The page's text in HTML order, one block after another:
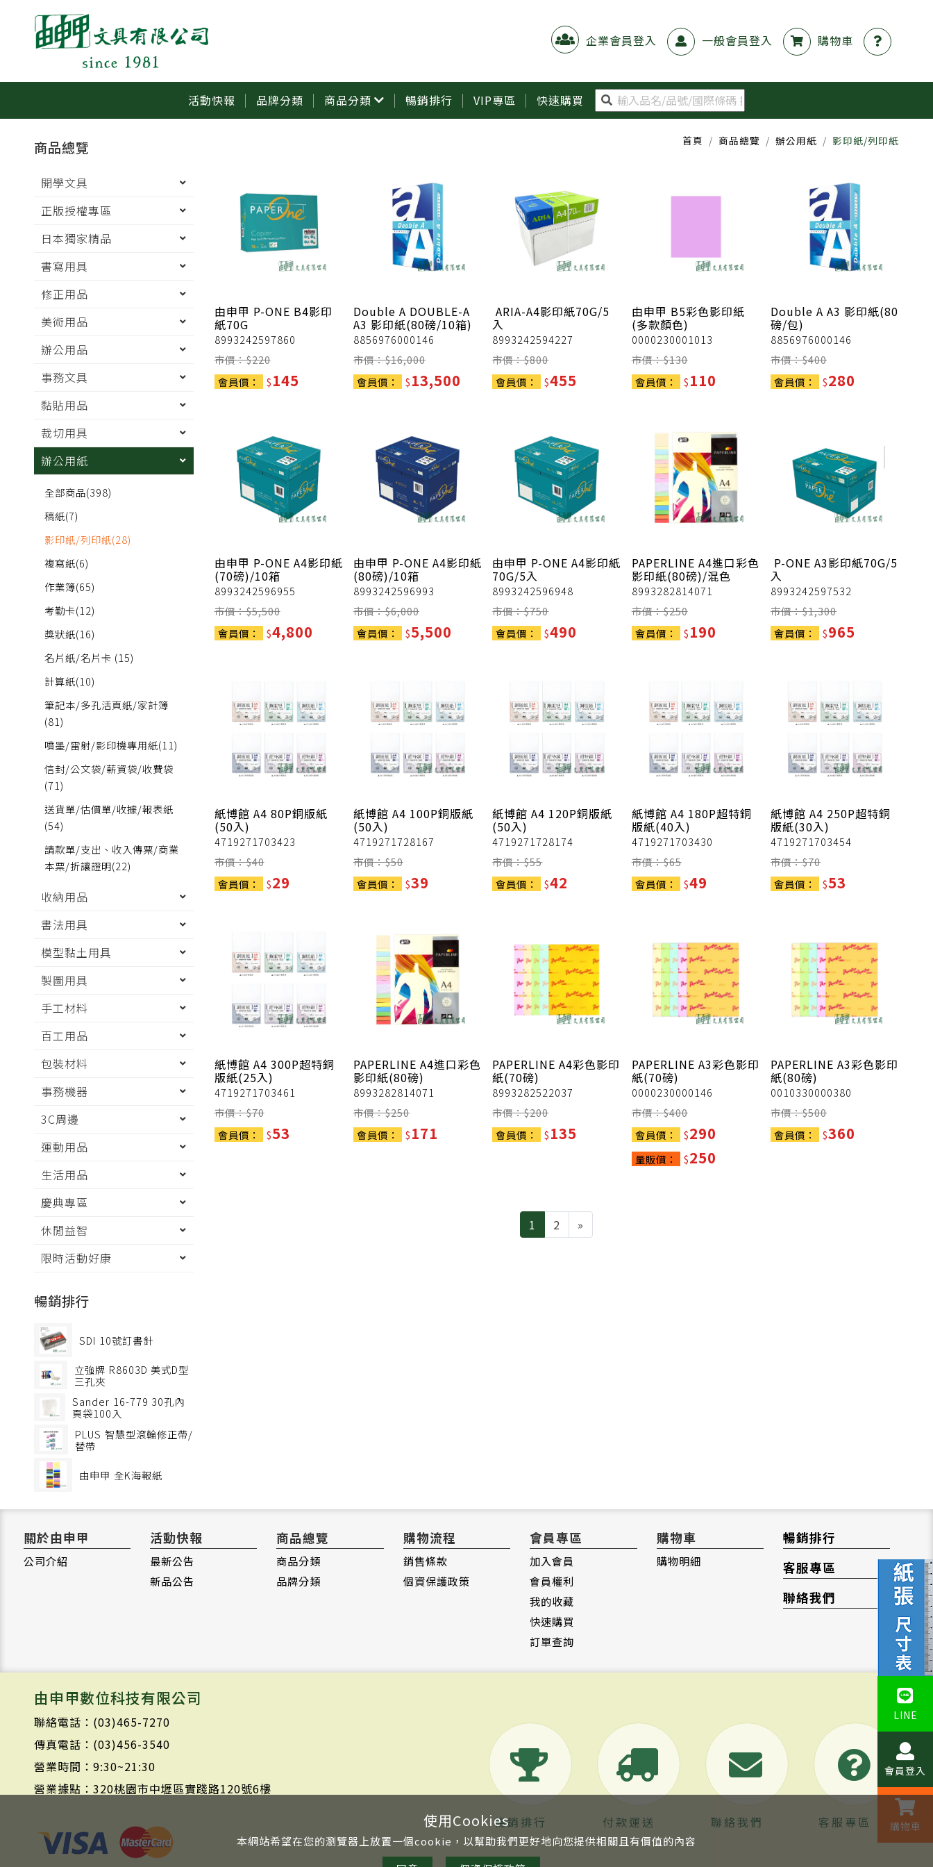
企業會員登入 一般會員登入 購物車
活動快報 品牌分類 商品分類 暢銷排行 VIP專區 快速購買
商品總覽
開學文具
正版授權專區
日本獨家精品
書寫用具
修正用品
美術用品
辦公用品
事務文具
黏貼用品
裁切用具
辦公用紙
全部商品(398)
稿紙(7)
影印紙/列印紙(28)
複寫紙(6)
作業簿(65)
考勤卡(12)
獎狀紙(16)
名片紙/名片卡 (15)
計算紙(10)
筆記本/多孔活頁紙/家計簿
(81)
噴墨/雷射/影印機專用紙(11)
信封/公文袋/薪資袋/收費袋
(71)
送貨單/估價單/收據/報表紙
(54)
請款單/支出、收入傳票/商業
本票/折讓證明(22)
收納用品
書法用具
模型黏土用具
製圖用具
手工材料
百工用品
包裝材料
事務機器
3C周邊
運動用品
生活用品
慶典專區
休閒益智
限時活動好康
暢銷排行
SDI 10號訂書針
立強牌 R8603D 美式D型
三孔夾
Sander 16-779 30孔內
頁袋100入
PLUS 智慧型滾輪修正帶/
替帶
由申甲 全K海報紙
首頁 商品總覽 辦公用紙 影印紙/列印紙
由申甲 P-ONE B4影印
紙70G
8993242597860
市價：$220
會員價：
$145
Double A DOUBLE-A
A3 影印紙(80磅/10箱)
8856976000146
市價：$16,000
會員價：
$13,500
ARIA-A4影印紙70G/5
入
8993242594227
市價：$800
會員價：
$455
由申甲 B5彩色影印紙
(多款顏色)
0000230001013
市價：$130
會員價：
$110
Double A A3 影印紙(80
磅/包)
8856976000146
市價：$400
會員價：
$280
由申甲 P-ONE A4影印紙
(70磅)/10箱
8993242596955
市價：$5,500
會員價：
$4,800
由申甲 P-ONE A4影印紙
(80磅)/10箱
8993242596993
市價：$6,000
會員價：
$5,500
由申甲 P-ONE A4影印紙
70G/5入
8993242596948
市價：$750
會員價：
$490
PAPERLINE A4進口彩色
影印紙(80磅)/混色
8993282814071
市價：$250
會員價：
$190
P-ONE A3影印紙70G/5
入
8993242597532
市價：$1,300
會員價：
$965
紙博館 A4 80P銅版紙
(50入)
4719271703423
市價：$40
會員價：
$29
紙博館 A4 100P銅版紙
(50入)
4719271728167
市價：$50
會員價：
$39
紙博館 A4 120P銅版紙
(50入)
4719271728174
市價：$55
會員價：
$42
紙博館 A4 180P超特銅
版紙(40入)
4719271703430
市價：$65
會員價：
$49
紙博館 A4 250P超特銅
版紙(30入)
4719271703454
市價：$70
會員價：
$53
紙博館 A4 300P超特銅
版紙(25入)
4719271703461
市價：$70
會員價：
$53
PAPERLINE A4進口彩色
影印紙(80磅)
8993282814071
市價：$250
會員價：
$171
PAPERLINE A4彩色影印
紙(70磅)
8993282522037
市價：$200
會員價：
$135
PAPERLINE A3彩色影印
紙(70磅)
0000230000146
市價：$400
會員價：
$290
量販價： $250
PAPERLINE A3彩色影印
紙(80磅)
0010330000380
市價：$500
會員價：
$360
1 2 »
關於由申甲
公司介紹
活動快報
最新公告
新品公告
商品總覽
商品分類
品牌分類
購物流程
銷售條款
個資保護政策
會員專區
加入會員
會員權利
我的收藏
快速購買
訂單查詢
購物車
購物明細
暢銷排行
客服專區
聯絡我們
由申甲數位科技有限公司
聯絡電話：(03)465-7270
傳真電話：(03)456-3540
營業時間：9:30~21:30
營業據點：320桃園市中壢區實踐路120號6樓
暢銷排行
付款運送 聯絡我們 客服專區
LINE
會員登入
購物車
使用Cookies
本網站希望在您的瀏覽器上放置一個cookie，以幫助我們更好地向您提供相關且有價值的內容